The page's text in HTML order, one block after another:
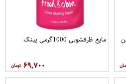
مایع ظرفشویی 1000گرمی پینک
۶۹,۷۰۰